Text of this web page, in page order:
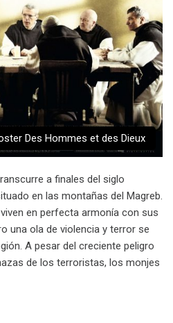
Des Hommes et des Dieux
a finales del siglo
en las montañas del Magreb.
en perfecta armonía con sus
una ola de violencia y terror se
A pesar del creciente peligro
de los terroristas, los monjes